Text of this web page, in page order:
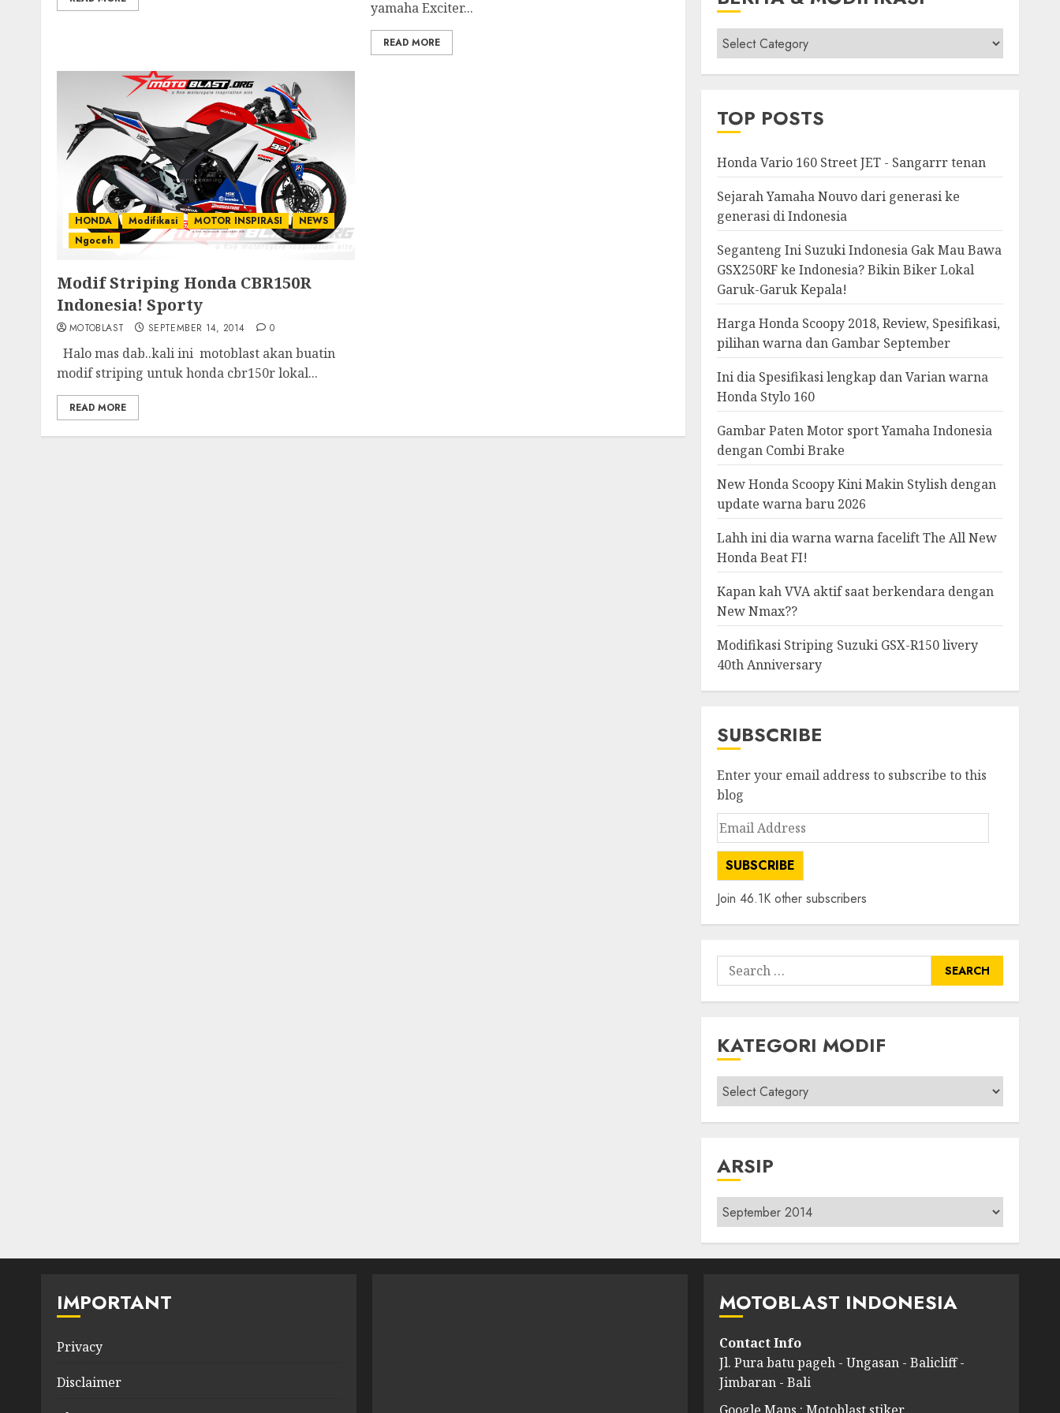
yamaha Exciter...
READ MORE
HONDA Modifikasi MOTOR INSPIRASI
NEWS
Ngoceh
Modif Striping Honda CBR150R
Indonesia! Sporty
MOTOBLAST SEPTEMBER 14, 2014 0
Halo mas dab..kali ini motoblast akan buatin
modif striping untuk honda cbr150r lokal...
READ MORE
Berita
&
Modifikasi
TOP POSTS
Honda Vario 160 Street JET - Sangarrr tenan
Sejarah Yamaha Nouvo dari generasi ke
generasi di Indonesia
Seganteng Ini Suzuki Indonesia Gak Mau Bawa
GSX250RF ke Indonesia? Bikin Biker Lokal
Garuk-Garuk Kepala!
Harga Honda Scoopy 2018, Review, Spesifikasi,
pilihan warna dan Gambar September
Ini dia Spesifikasi lengkap dan Varian warna
Honda Stylo 160
Gambar Paten Motor sport Yamaha Indonesia
dengan Combi Brake
New Honda Scoopy Kini Makin Stylish dengan
update warna baru 2026
Lahh ini dia warna warna facelift The All New
Honda Beat FI!
Kapan kah VVA aktif saat berkendara dengan
New Nmax??
Modifikasi Striping Suzuki GSX-R150 livery
40th Anniversary
SUBSCRIBE
Enter your email address to subscribe to this
blog
Email
Address
SUBSCRIBE
Join 46.1K other subscribers
Search
for:
KATEGORI MODIF
Kategori
modif
ARSIP
Arsip
IMPORTANT
Privacy
Disclaimer
MOTOBLAST INDONESIA
Contact Info
Jl. Pura batu pageh - Ungasan - Balicliff -
Jimbaran - Bali